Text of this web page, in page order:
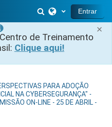
×
de Treinamento
Clique aqui!
Alternar entrada
Entrar
PARA ADOÇÃO
NA CYBERSEGURANÇA" -
ON-LINE - 25 DE ABRIL -